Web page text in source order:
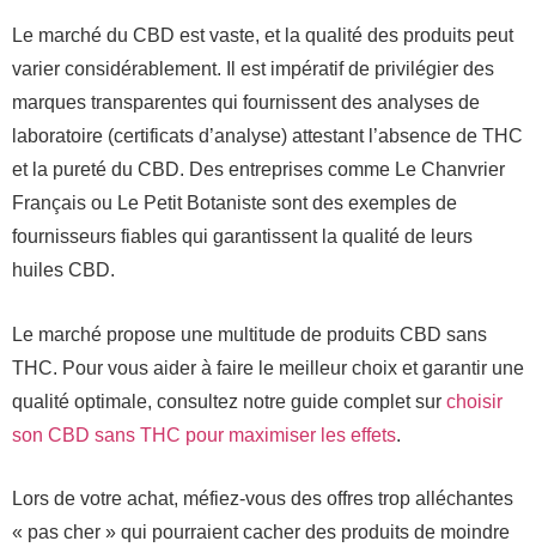
Le marché du CBD est vaste, et la qualité des produits peut
varier considérablement. Il est impératif de privilégier des
marques transparentes qui fournissent des analyses de
laboratoire (certificats d’analyse) attestant l’absence de THC
et la pureté du CBD. Des entreprises comme Le Chanvrier
Français ou Le Petit Botaniste sont des exemples de
fournisseurs fiables qui garantissent la qualité de leurs
huiles CBD.
Le marché propose une multitude de produits CBD sans
THC. Pour vous aider à faire le meilleur choix et garantir une
qualité optimale, consultez notre guide complet sur choisir
son CBD sans THC pour maximiser les effets.
Lors de votre achat, méfiez-vous des offres trop alléchantes
« pas cher » qui pourraient cacher des produits de moindre